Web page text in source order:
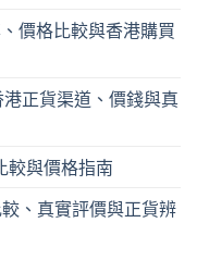
價格比較與香港購買
正貨渠道、價錢與真
較與價格指南
、真實評價與正貨辨